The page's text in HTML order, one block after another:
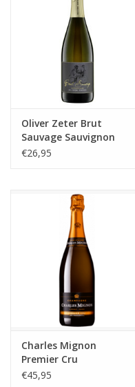
Oliver Zeter Brut
Sauvage Sauvignon
blanc Sekt
€26,95
Charles Mignon
Premier Cru
Champagne
€45,95